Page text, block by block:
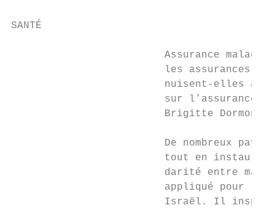
SANTÉ
Assurance maladie
les assurances
nuisent-elles à
sur l’assurance
Brigitte Dormont
De nombreux pays
tout en
darité entre
appliqué pour
Israël. Il